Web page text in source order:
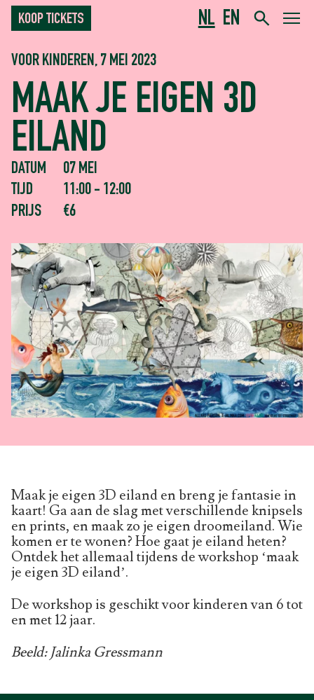
NL EN
KOOP TICKETS
VOOR KINDEREN, 7 MEI 2023
MAAK JE EIGEN 3D
EILAND
DATUM
07 MEI
TIJD
11:00 - 12:00
PRIJS
€6
Maak je eigen 3D eiland en breng je fantasie in
kaart! Ga aan de slag met verschillende knipsels
en prints, en maak zo je eigen droomeiland. Wie
komen er te wonen? Hoe gaat je eiland heten?
Ontdek het allemaal tijdens de workshop ‘maak
je eigen 3D eiland’.
De workshop is geschikt voor kinderen van 6 tot
en met 12 jaar.
Beeld: Jalinka Gressmann